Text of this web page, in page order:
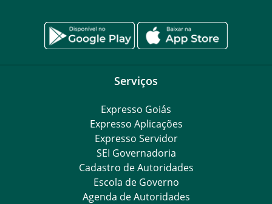
Serviços
Expresso Goiás
Expresso Aplicações
Expresso Servidor
SEI Governadoria
Cadastro de Autoridades
Escola de Governo
Agenda de Autoridades